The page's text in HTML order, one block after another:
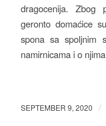
dragocenija. Zbog
geronto domaćice
spona sa spoljnim
namirnicama i o
SEPTEMBER 9, 2020 /